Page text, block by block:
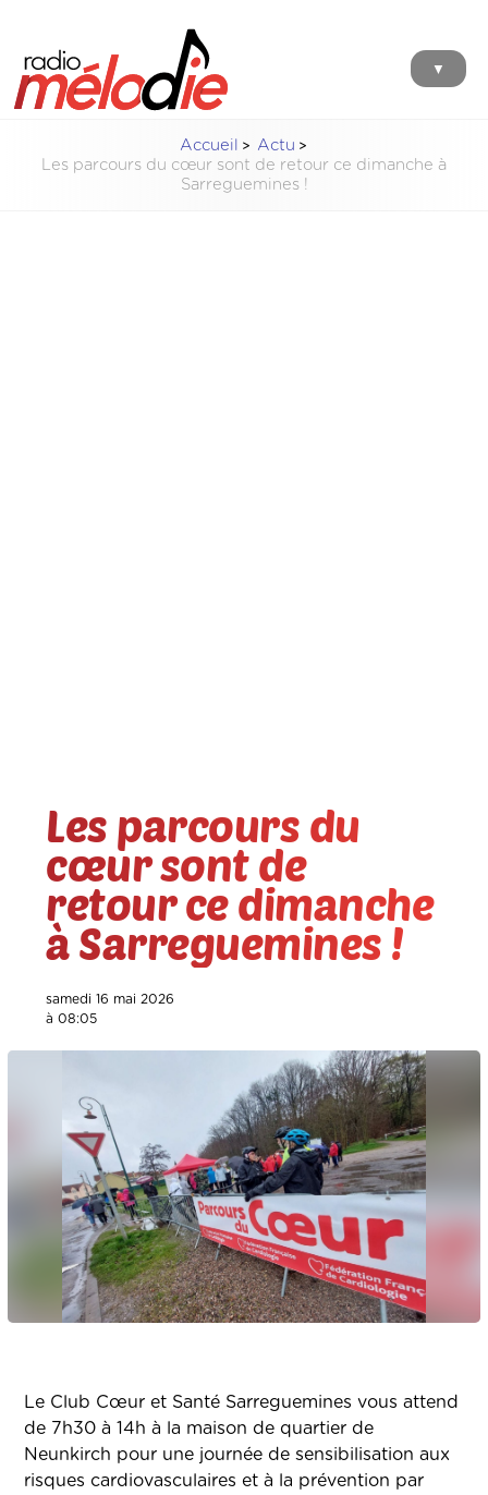
▼
Accueil
Actu
Les parcours du cœur sont de retour ce dimanche à
Sarreguemines !
Les parcours du
cœur sont de
retour ce dimanche
à Sarreguemines !
samedi 16 mai 2026
à 08:05
Le Club Cœur et Santé Sarreguemines vous attend
de 7h30 à 14h à la maison de quartier de
Neunkirch pour une journée de sensibilisation aux
risques cardiovasculaires et à la prévention par